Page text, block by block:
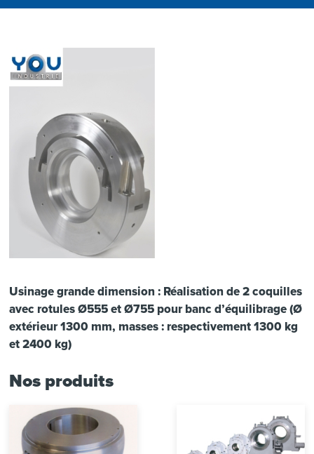
Usinage grande dimension : Réalisation de 2 coquilles
avec rotules Ø555 et Ø755 pour banc d’équilibrage (Ø
extérieur 1300 mm, masses : respectivement 1300 kg
et 2400 kg)
Nos produits